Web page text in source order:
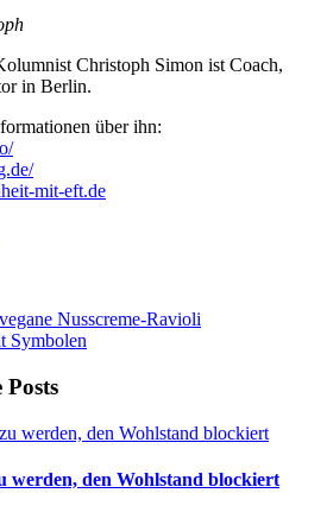
Christoph Simon ist Coach,
in Berlin.
über ihn:
mit-eft.de
Nusscreme-Ravioli
Symbolen
Posts
werden, den Wohlstand blockiert